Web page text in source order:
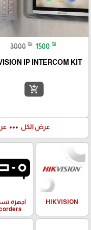
3000 ₪ 1500 ₪
IP INTERCOM KIT
add_shopping_cart
عرض الكل more_horiz
HIKVISION
اجهزة